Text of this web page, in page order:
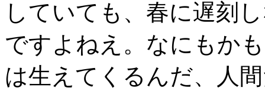
していても、春に遅刻
ですよねえ。なにもか
は生えてくるんだ、人